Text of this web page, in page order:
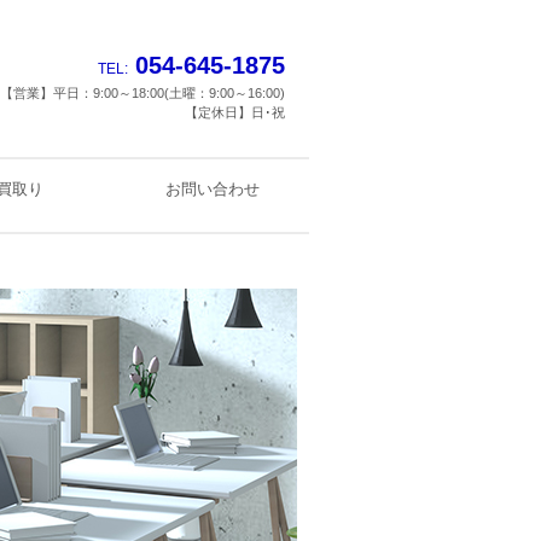
TEL: 054-645-1875
【営業】平日：9:00～18:00(土曜：9:00～16:00)
【定休日】日･祝
取り お問い合わせ